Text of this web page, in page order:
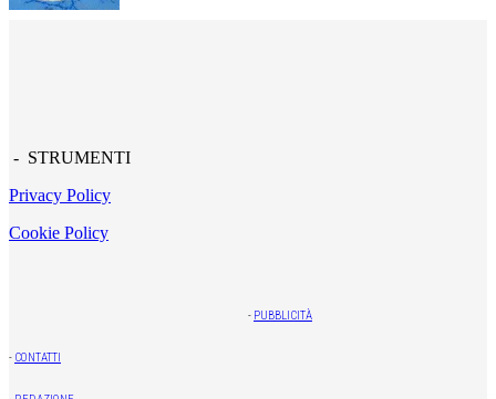
- STRUMENTI
Privacy Policy
Cookie Policy
- PUBBLICITÀ
- CONTATTI